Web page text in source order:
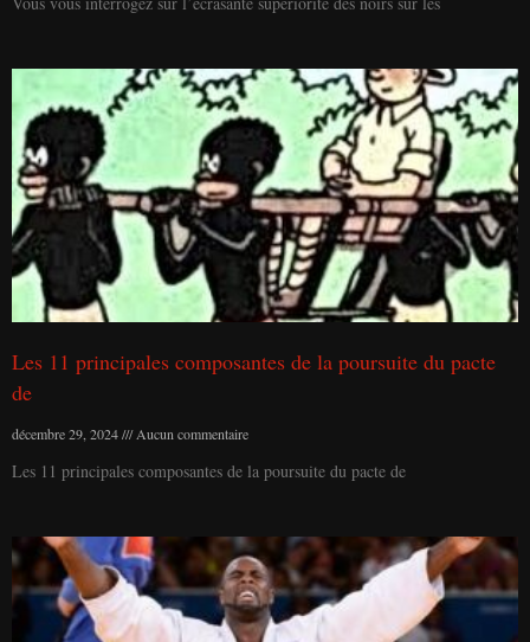
Les 11 principales composantes de la poursuite du pacte
de
décembre 29, 2024 Aucun commentaire
Les 11 principales composantes de la poursuite du pacte de